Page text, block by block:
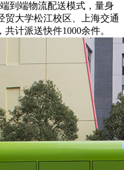
到端物流配送模式，量身
贸大学松江校区、上海交通
计派送快件1000余件。